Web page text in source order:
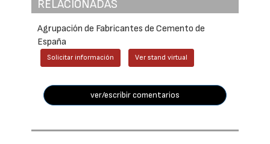
RELACIONADAS
Agrupación de Fabricantes de Cemento de
España
Solicitar información Ver stand virtual
ver/escribir comentarios